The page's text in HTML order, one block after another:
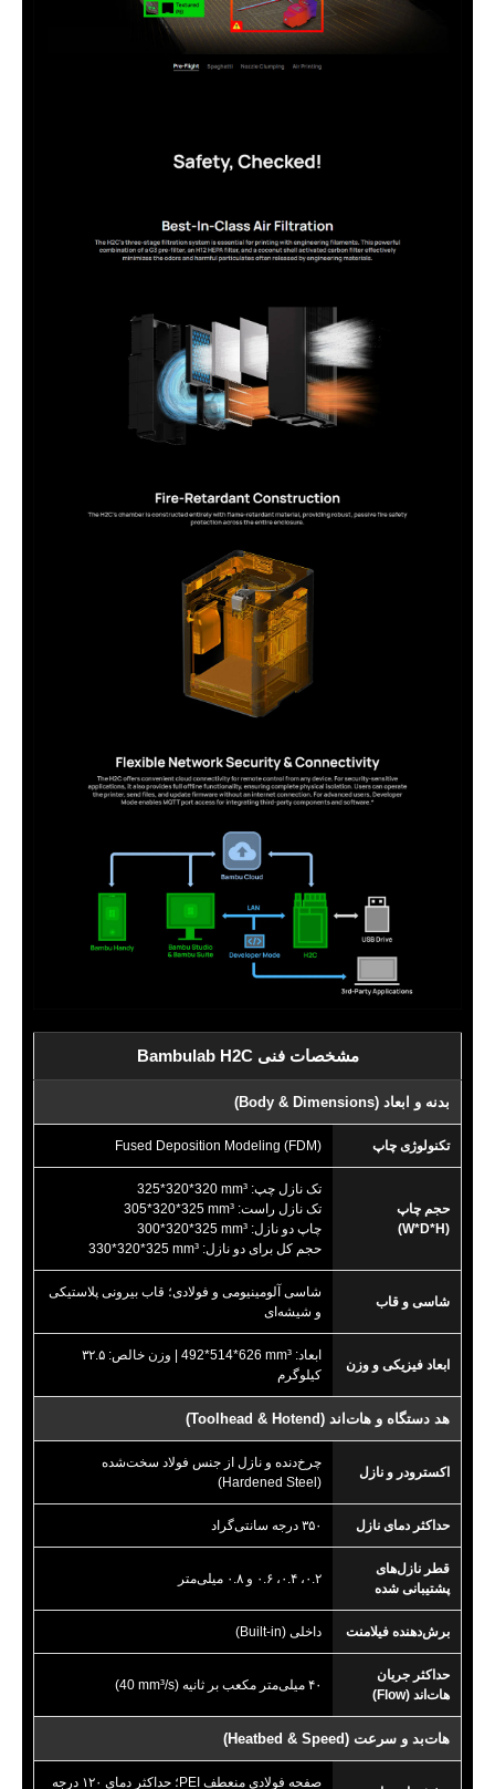
مشخصات فنی Bambulab H2C
بدنه و ابعاد (Body & Dimensions)
تکنولوژی چاپ Fused Deposition Modeling (FDM)
حجم چاپ
(W*D*H)
تک نازل چپ: 325*320*320 mm³
تک نازل راست: 305*320*325 mm³
چاپ دو نازل: 300*320*325 mm³
حجم کل برای دو نازل: 330*320*325 mm³
شاسی و قاب
شاسی آلومینیومی و فولادی؛ قاب بیرونی پلاستیکی
و شیشه‌ای
ابعاد فیزیکی و وزن
ابعاد: 492*514*626 mm³
| وزن خالص: ۳۲.۵
کیلوگرم
هد دستگاه و هات‌اند (Toolhead & Hotend)
اکسترودر و نازل
چرخ‌دنده و نازل از جنس فولاد سخت‌شده
(Hardened Steel)
حداکثر دمای نازل ۳۵۰ درجه سانتی‌گراد
قطر نازل‌های
پشتیبانی شده
۰.۲، ۰.۴، ۰.۶ و ۰.۸ میلی‌متر
برش‌دهنده فیلامنت داخلی (Built-in)
حداکثر جریان
هات‌اند (Flow)
۴۰ میلی‌متر مکعب بر ثانیه ( 40 mm³/s
)
هات‌بد و سرعت (Heatbed & Speed)
صفحه فولادی منعطف PEI؛ حداکثر دمای ۱۲۰ درجه